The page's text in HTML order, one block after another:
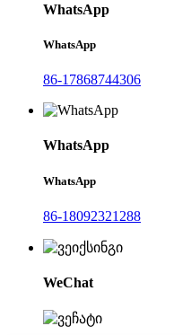
WhatsApp
WhatsApp
86-17868744306
WhatsApp
WhatsApp
86-18092321288
WeChat